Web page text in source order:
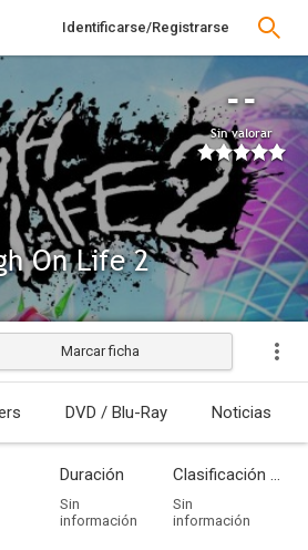
Identificarse/Registrarse
--
Sin valorar
On Life 2
Marcar ficha
DVD / Blu-Ray Noticias
Duración
Sin
información
Clasificación por edades
Sin
información